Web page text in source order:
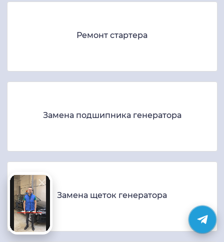
Ремонт стартера
Замена подшипника генератора
Замена щеток генератора